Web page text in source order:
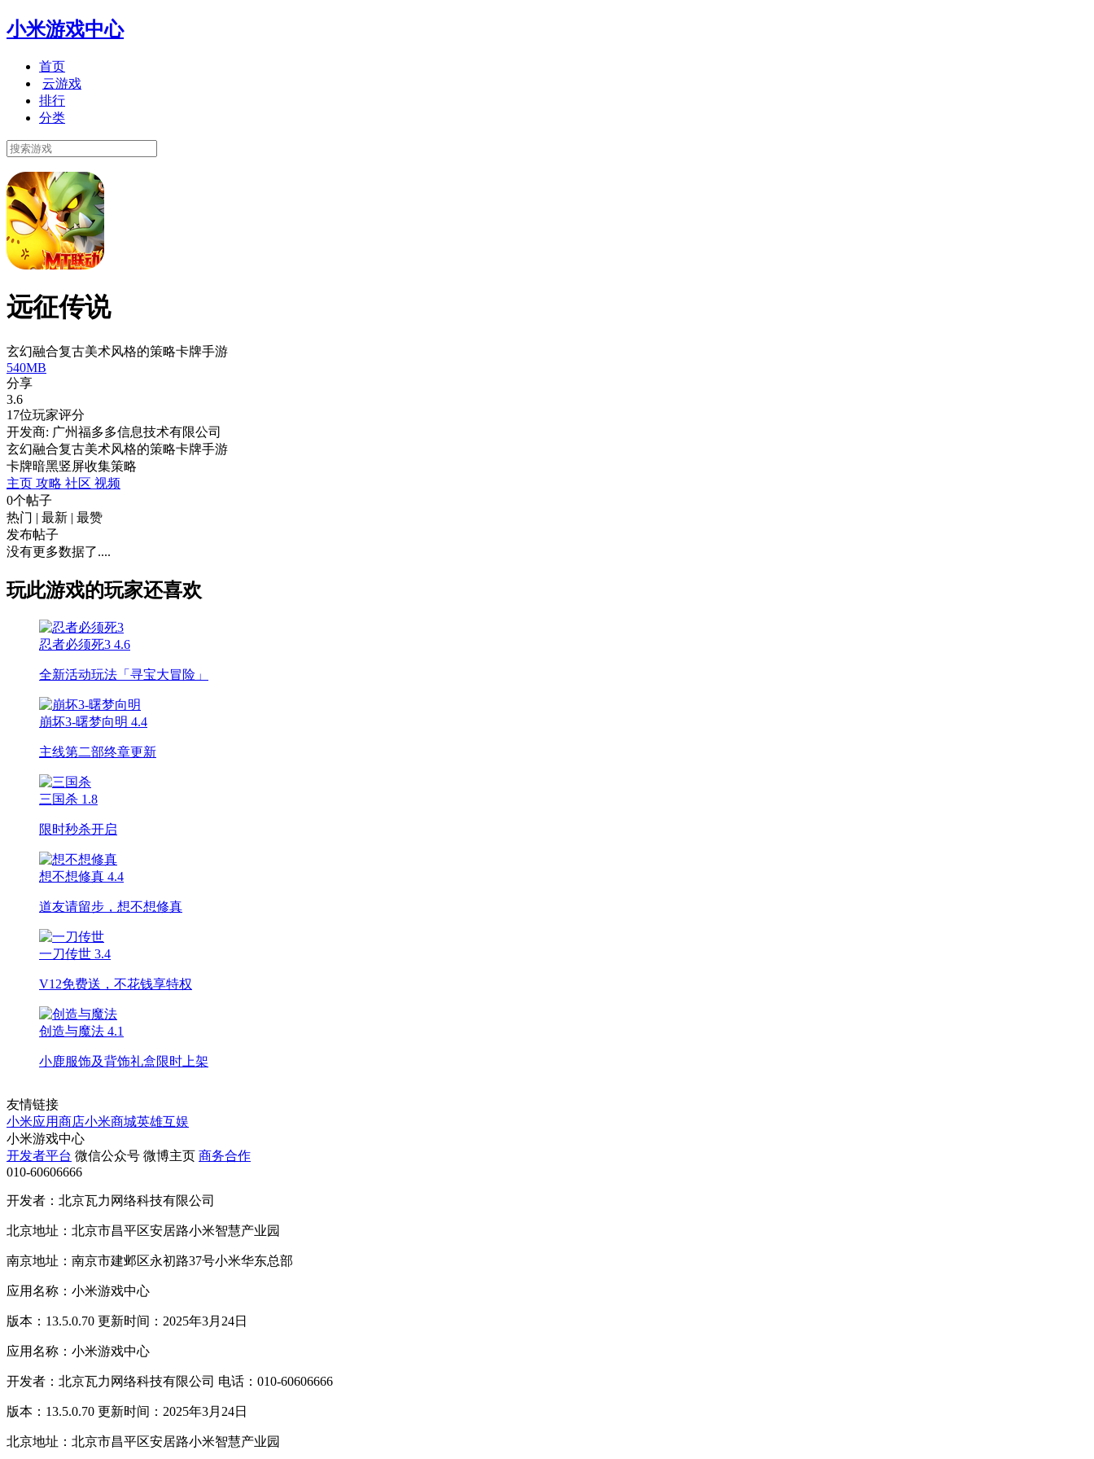
小米游戏中心
首页
云游戏
排行
分类
远征传说
玄幻融合复古美术风格的策略卡牌手游
540MB
分享
3.6
17位玩家评分
开发商: 广州福多多信息技术有限公司
玄幻融合复古美术风格的策略卡牌手游
卡牌暗黑竖屏收集策略
主页 攻略 社区 视频
0个帖子
热门 | 最新 | 最赞
发布帖子
没有更多数据了....
玩此游戏的玩家还喜欢
忍者必须死3 4.6
全新活动玩法「寻宝大冒险」
崩坏3-曙梦向明 4.4
主线第二部终章更新
三国杀 1.8
限时秒杀开启
想不想修真 4.4
道友请留步，想不想修真
一刀传世 3.4
V12免费送，不花钱享特权
创造与魔法 4.1
小鹿服饰及背饰礼盒限时上架
友情链接
小米应用商店小米商城英雄互娱
小米游戏中心
开发者平台 微信公众号 微博主页 商务合作
010-60606666
开发者：北京瓦力网络科技有限公司
北京地址：北京市昌平区安居路小米智慧产业园
南京地址：南京市建邺区永初路37号小米华东总部
应用名称：小米游戏中心
版本：13.5.0.70 更新时间：2025年3月24日
应用名称：小米游戏中心
开发者：北京瓦力网络科技有限公司 电话：010-60606666
版本：13.5.0.70 更新时间：2025年3月24日
北京地址：北京市昌平区安居路小米智慧产业园